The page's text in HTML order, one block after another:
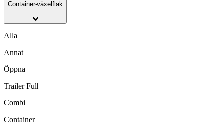
Container-växelflak
Alla
Annat
Öppna
Trailer Full
Combi
Container